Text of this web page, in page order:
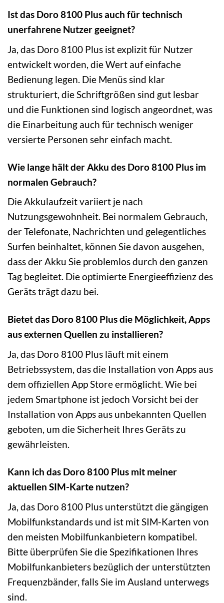
Ist das Doro 8100 Plus auch für technisch
unerfahrene Nutzer geeignet?
Ja, das Doro 8100 Plus ist explizit für Nutzer
entwickelt worden, die Wert auf einfache
Bedienung legen. Die Menüs sind klar
strukturiert, die Schriftgrößen sind gut lesbar
und die Funktionen sind logisch angeordnet, was
die Einarbeitung auch für technisch weniger
versierte Personen sehr einfach macht.
Wie lange hält der Akku des Doro 8100 Plus im
normalen Gebrauch?
Die Akkulaufzeit variiert je nach
Nutzungsgewohnheit. Bei normalem Gebrauch,
der Telefonate, Nachrichten und gelegentliches
Surfen beinhaltet, können Sie davon ausgehen,
dass der Akku Sie problemlos durch den ganzen
Tag begleitet. Die optimierte Energieeffizienz des
Geräts trägt dazu bei.
Bietet das Doro 8100 Plus die Möglichkeit, Apps
aus externen Quellen zu installieren?
Ja, das Doro 8100 Plus läuft mit einem
Betriebssystem, das die Installation von Apps aus
dem offiziellen App Store ermöglicht. Wie bei
jedem Smartphone ist jedoch Vorsicht bei der
Installation von Apps aus unbekannten Quellen
geboten, um die Sicherheit Ihres Geräts zu
gewährleisten.
Kann ich das Doro 8100 Plus mit meiner
aktuellen SIM-Karte nutzen?
Ja, das Doro 8100 Plus unterstützt die gängigen
Mobilfunkstandards und ist mit SIM-Karten von
den meisten Mobilfunkanbietern kompatibel.
Bitte überprüfen Sie die Spezifikationen Ihres
Mobilfunkanbieters bezüglich der unterstützten
Frequenzbänder, falls Sie im Ausland unterwegs
sind.